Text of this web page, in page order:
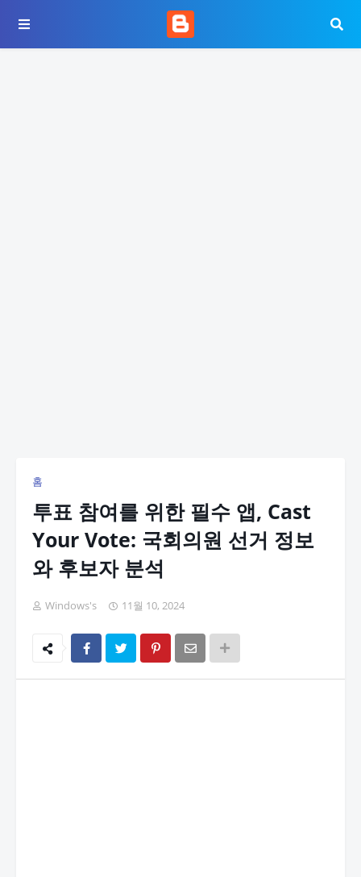
홈
투표 참여를 위한 필수 앱, Cast
Your Vote: 국회의원 선거 정보
와 후보자 분석
Windows's 11월 10, 2024